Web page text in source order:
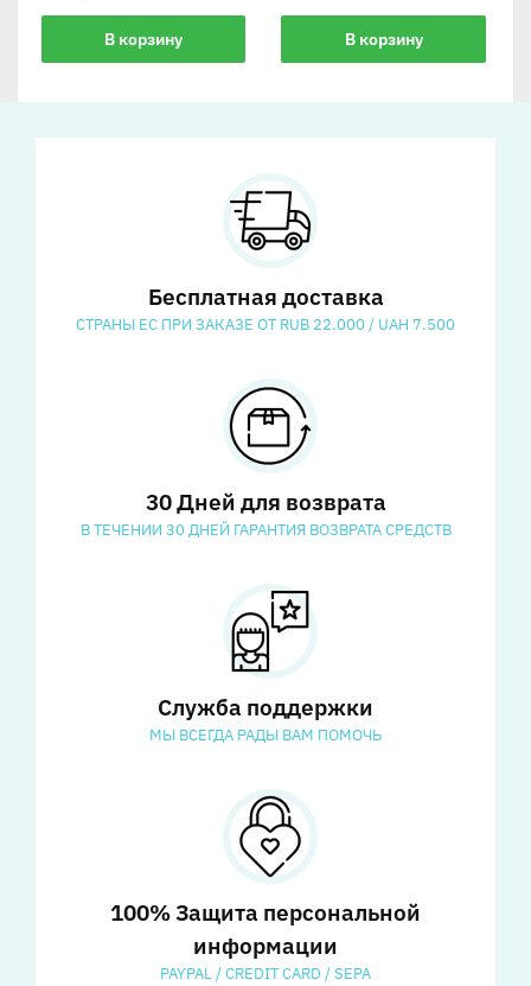
В корзину В корзину
Бесплатная доставка
СТРАНЫ ЕС ПРИ ЗАКАЗЕ ОТ RUB 22.000 / UAH 7.500
30 Дней для возврата
В ТЕЧЕНИИ 30 ДНЕЙ ГАРАНТИЯ ВОЗВРАТА СРЕДСТВ
Служба поддержки
МЫ ВСЕГДА РАДЫ ВАМ ПОМОЧЬ
100% Защита персональной
информации
PAYPAL / CREDIT CARD / SEPA